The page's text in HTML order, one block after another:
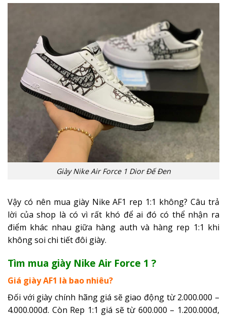
Giày Nike Air Force 1 Dior Đế Đen
Vậy có nên mua giày Nike AF1 rep 1:1 không? Câu trả
lời của shop là có vì rất khó để ai đó có thể nhận ra
điểm khác nhau giữa hàng auth và hàng rep 1:1 khi
không soi chi tiết đôi giày.
Tìm mua giày Nike Air Force 1 ?
Giá giày AF1 là bao nhiêu?
Đối với giày chính hãng giá sẽ giao động từ 2.000.000 –
4.000.000đ. Còn Rep 1:1 giá sẽ từ 600.000 – 1.200.000đ,